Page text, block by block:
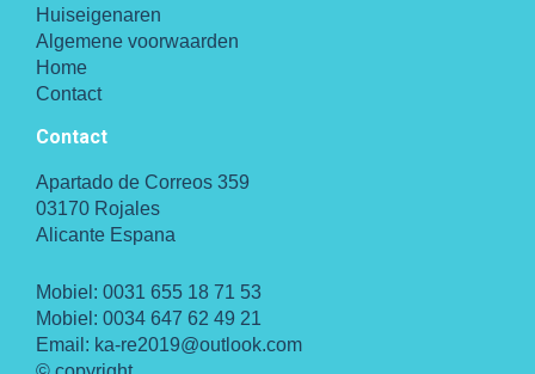
Huiseigenaren
Algemene voorwaarden
Home
Contact
Contact
Apartado de Correos 359
03170 Rojales
Alicante Espana
Mobiel: 0031 655 18 71 53
Mobiel: 0034 647 62 49 21
Email: ka-re2019@outlook.com